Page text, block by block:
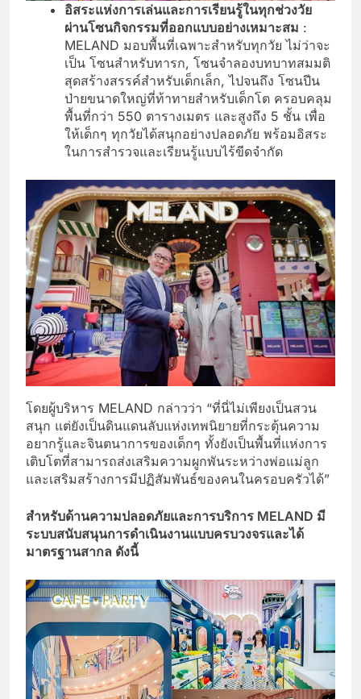
อิสระแห่งการเล่นและการเรียนรู้ในทุกช่วงวัย
ผ่านโซนกิจกรรมที่ออกแบบอย่างเหมาะสม :
MELAND มอบพื้นที่เฉพาะสำหรับทุกวัย ไม่ว่าจะ
เป็น โซนสำหรับทารก, โซนจำลองบทบาทสมมติ
สุดสร้างสรรค์สำหรับเด็กเล็ก, ไปจนถึง โซนปีน
ป่ายขนาดใหญ่ที่ท้าทายสำหรับเด็กโต ครอบคลุม
พื้นที่กว่า 550 ตารางเมตร และสูงถึง 5 ชั้น เพื่อ
ให้เด็กๆ ทุกวัยได้สนุกอย่างปลอดภัย พร้อมอิสระ
ในการสำรวจและเรียนรู้แบบไร้ขีดจำกัด
โดยผู้บริหาร MELAND กล่าวว่า “ที่นี่ไม่เพียงเป็นสวน
สนุก แต่ยังเป็นดินแดนลับแห่งเทพนิยายที่กระตุ้นความ
อยากรู้และจินตนาการของเด็กๆ ทั้งยังเป็นพื้นที่แห่งการ
เติบโตที่สามารถส่งเสริมความผูกพันระหว่างพ่อแม่ลูก
และเสริมสร้างการมีปฏิสัมพันธ์ของคนในครอบครัวได้”
สำหรับด้านความปลอดภัยและการบริการ MELAND มี
ระบบสนับสนุนการดำเนินงานแบบครบวงจรและได้
มาตรฐานสากล ดังนี้